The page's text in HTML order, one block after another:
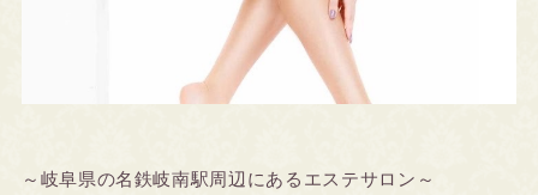
～岐阜県の名鉄岐南駅周辺にあるエステサロン～